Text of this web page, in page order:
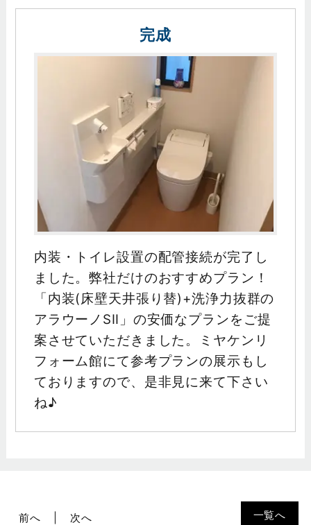
完成
内装・トイレ設置の配管接続が完了し
ました。弊社だけのおすすめプラン！
「内装(床壁天井張り替)+洗浄力抜群の
アラウーノSⅡ」の安価なプランをご提
案させていただきました。ミヤケンリ
フォーム館にて参考プランの展示もし
ておりますので、是非見に来て下さい
ね♪
一覧へ
前へ 次へ